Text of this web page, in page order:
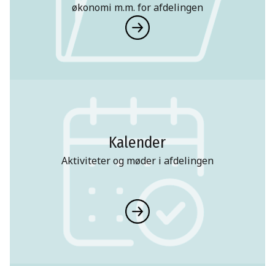
økonomi m.m. for afdelingen
Kalender
Aktiviteter og møder i afdelingen